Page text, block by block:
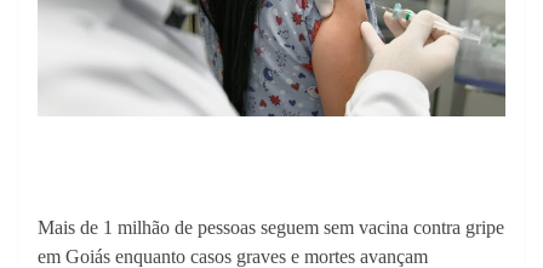
Mais de 1 milhão de pessoas seguem sem vacina contra gripe
em Goiás enquanto casos graves e mortes avançam